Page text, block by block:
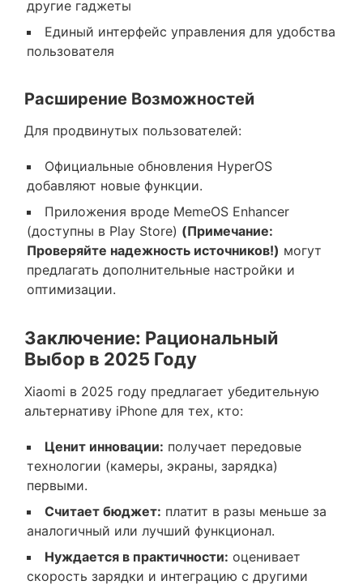
другие гаджеты
Единый интерфейс управления для удобства
пользователя
Расширение Возможностей
Для продвинутых пользователей:
Официальные обновления HyperOS
добавляют новые функции.
Приложения вроде MemeOS Enhancer
(доступны в Play Store) (Примечание:
Проверяйте надежность источников!) могут
предлагать дополнительные настройки и
оптимизации.
Заключение: Рациональный
Выбор в 2025 Году
Xiaomi в 2025 году предлагает убедительную
альтернативу iPhone для тех, кто:
Ценит инновации: получает передовые
технологии (камеры, экраны, зарядка)
первыми.
Считает бюджет: платит в разы меньше за
аналогичный или лучший функционал.
Нуждается в практичности: оценивает
скорость зарядки и интеграцию с другими